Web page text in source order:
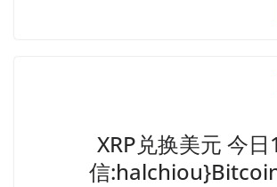
XRP兑换美元 今
信